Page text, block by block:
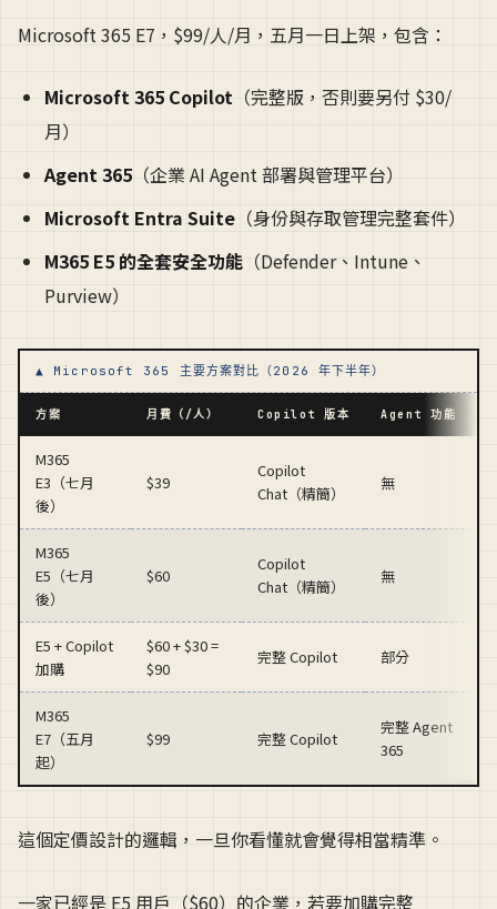
Microsoft 365 E7，$99/人/月，五月一日上架，包含：
Microsoft 365 Copilot （完整版，否則要另付 $30/
月）
Agent 365 （企業 AI Agent 部署與管理平台）
Microsoft Entra Suite （身份與存取管理完整套件）
M365 E5 的全套安全功能 （Defender、Intune、
Purview）
▲ Microsoft 365 主要方案對比（2026 年下半年）
方案 月費（/人） Copilot 版本 Agent 功能
M365
E3（七月
後）
$39
Copilot
Chat（精簡）
無
M365
E5（七月
後）
$60
Copilot
Chat（精簡）
無
E5 + Copilot
加購
$60 + $30 =
$90
完整 Copilot 部分
M365
E7（五月
起）
$99 完整 Copilot
完整 Agent
365
這個定價設計的邏輯，一旦你看懂就會覺得相當精準。
一家已經是 E5 用戶（$60）的企業，若要加購完整